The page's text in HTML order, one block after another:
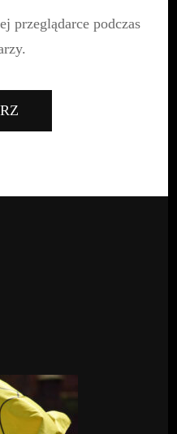
przeglądarce podczas